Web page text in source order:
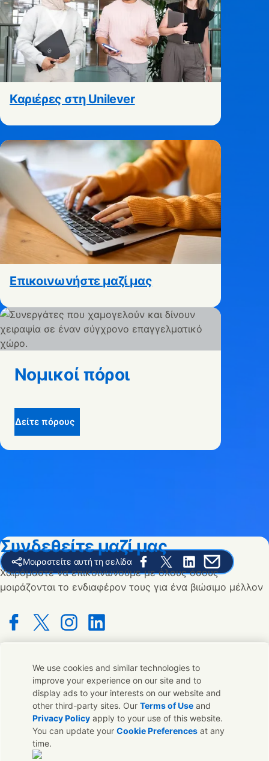
Καριέρες στη Unilever
Επικοινωνήστε μαζί μας
Νομικοί πόροι
Δείτε πόρους
Μοιραστείτε αυτή τη σελίδα
Share this page on Facebook
Share this page on X
Share this page on
Share this
Συνδεθείτε μαζί μας
Χαιρόμαστε να επικοινωνούμε με όλους όσους
μοιράζονται το ενδιαφέρον τους για ένα βιώσιμο μέλλον
with us on Facebook
Connect with us on X
Connect with us on Instagram
Connect with us on LinkedIn
Επικοινωνήστε μαζί μας
Επικοινωνήστε με την Unilever και τους ειδικούς μας ή
βρείτε τους κατάλληλους ανθρώπους σε όλο τον κοσμο.
Επικοινωνήστε μαζί μας
We use cookies and similar technologies to
improve your experience on our site and to
display ads to your interests on our website and
other third-party sites. OurTerms of Use and
Privacy Policy apply to your use of this website.
You can update yourCookie Preferences at any
time.